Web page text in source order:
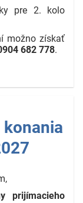
pre 2. kolo
možno získať
682 778.
prijímacieho